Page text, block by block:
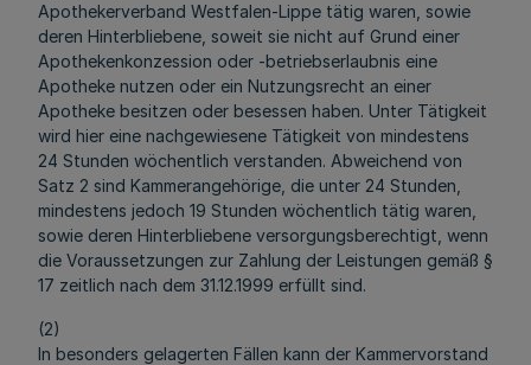
Apothekerverband Westfalen-Lippe tätig waren, sowie
deren Hinterbliebene, soweit sie nicht auf Grund einer
Apothekenkonzession oder -betriebserlaubnis eine
Apotheke nutzen oder ein Nutzungsrecht an einer
Apotheke besitzen oder besessen haben. Unter Tätigkeit
wird hier eine nachgewiesene Tätigkeit von mindestens
24 Stunden wöchentlich verstanden. Abweichend von
Satz 2 sind Kammerangehörige, die unter 24 Stunden,
mindestens jedoch 19 Stunden wöchentlich tätig waren,
sowie deren Hinterbliebene versorgungsberechtigt, wenn
die Voraussetzungen zur Zahlung der Leistungen gemäß §
17 zeitlich nach dem 31.12.1999 erfüllt sind.
(2)
In besonders gelagerten Fällen kann der Kammervorstand